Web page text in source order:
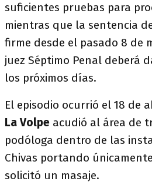
suficientes pruebas para
mientras que la sentencia
firme desde el pasado 8 de
juez Séptimo Penal deberá
los próximos días.
El episodio ocurrió el 18 de
La Volpe acudió al área de
podóloga dentro de las
Chivas portando
solicitó un masaje.